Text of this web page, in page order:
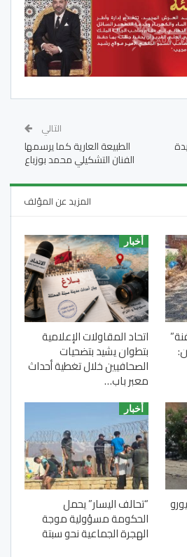
التالي
الطبيعة العارية كما يرسمها
الفنان التشكيلي محمد بوزباع
المزيد عن المؤلف
أخبار
اتحاد المقاولات الإعلامية
بتطوان يشيد بتضحيات
الصحافيين خلال تغطية أحداث
معبر باب…
يورو
أخبار
“تحالف اليسار” يحمل
الحكومة مسؤولية موجة
الهجرة الجماعية نحو سبتة